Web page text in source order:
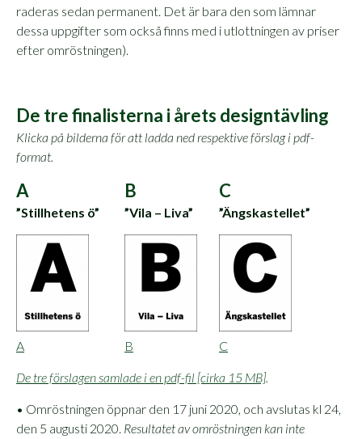
raderas sedan permanent. Det är bara den som lämnar
dessa uppgifter som också finns med i utlottningen av priser
efter omröstningen).
De tre finalisterna i årets designtävling
Klicka på bilderna för att ladda ned respektive förslag i pdf-
format.
A
”Stillhetens ö”
A
B
”Vila – Liva”
B
C
”Ängskastellet”
C
De tre förslagen samlade i en pdf-fil [cirka 15 MB].
• Omröstningen öppnar den 17 juni 2020, och avslutas kl 24,
den 5 augusti 2020. Resultatet av omröstningen kan inte